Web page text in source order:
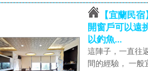
【宜蘭民
開窗戶可以遠
以釣魚...
這陣子，一直往
間的經驗， 一般